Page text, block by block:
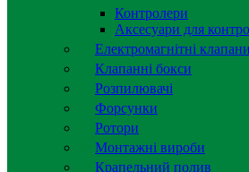
Контролери
Аксесуари для
Електромагнітні клапани
Клапанні бокси
Розпилювачі
Форсунки
Ротори
Монтажні вироби
Крапельний полив